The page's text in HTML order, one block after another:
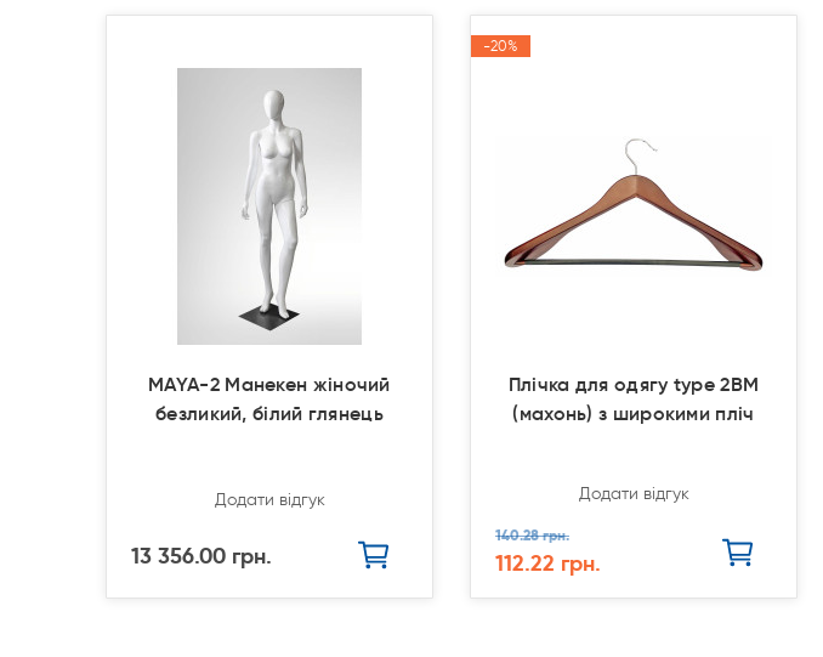
MAYA-2 Манекен жіночий
безликий, білий глянець
Додати відгук
13 356.00 грн.
-20%
-20%
Плічка для одягу type 2ВМ
(махонь) з широкими пліч
Додати відгук
140.28 грн.
112.22 грн.